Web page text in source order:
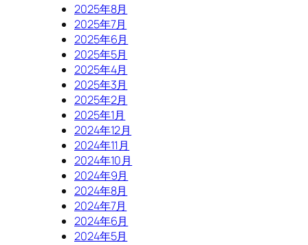
2025年8月
2025年7月
2025年6月
2025年5月
2025年4月
2025年3月
2025年2月
2025年1月
2024年12月
2024年11月
2024年10月
2024年9月
2024年8月
2024年7月
2024年6月
2024年5月